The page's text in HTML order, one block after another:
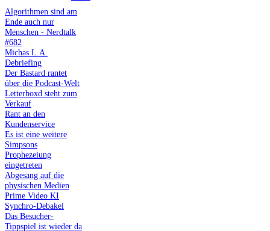
Algorithmen sind am
Ende auch nur
Menschen - Nerdtalk
#682
Michas L.A.
Debriefing
Der Bastard rantet
über die Podcast-Welt
Letterboxd steht zum
Verkauf
Rant an den
Kundenservice
Es ist eine weitere
Simpsons
Prophezeiung
eingetreten
Abgesang auf die
physischen Medien
Prime Video KI
Synchro-Debakel
Das Besucher-
Tippspiel ist wieder da